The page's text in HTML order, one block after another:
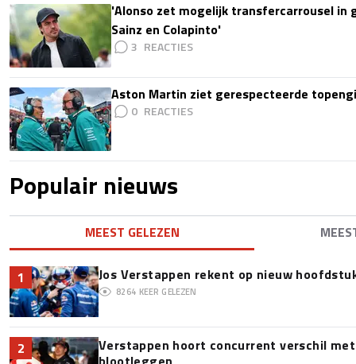
'Alonso zet mogelijk transfercarrousel in
Sainz en Colapinto'
3
Aston Martin ziet gerespecteerde
0
Populair nieuws
MEEST GELEZEN
1 Jos Verstappen rekent op nieuw
8264 KEER GELEZEN
2
Verstappen hoort concurrent verschil